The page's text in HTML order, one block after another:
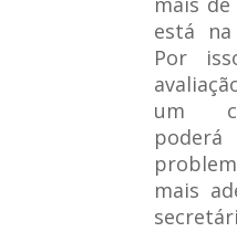
está
Por
um
mais